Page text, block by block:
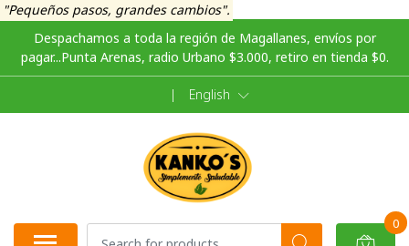
"Pequeños pasos, grandes cambios".
Despachamos a toda la región de Magallanes, envíos por
pagar...Punta Arenas, radio Urbano $3.000, retiro en tienda $0.
| English
0